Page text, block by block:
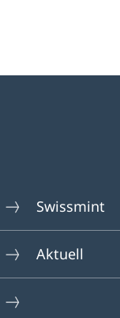
Swissmint
Aktuell